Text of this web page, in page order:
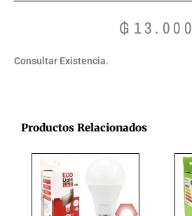
₲ 13.000
Consultar Existencia.
Productos Relacionados